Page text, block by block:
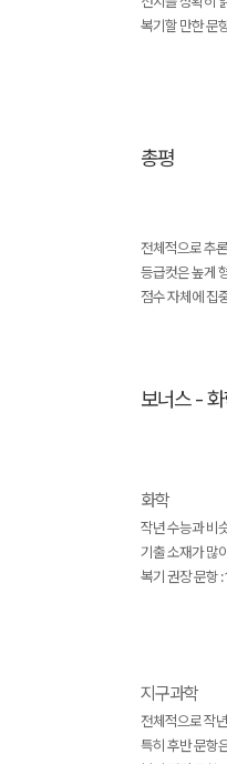
복기할 만한 문
총평
전체적으로 추
등급컷은 높게
점수 자체에 집
보너스 -
화학
작년 수능과 비
기출 소재가 많
복기 권장 문항
지구과학
전체적으로 작
특히 후반 문항